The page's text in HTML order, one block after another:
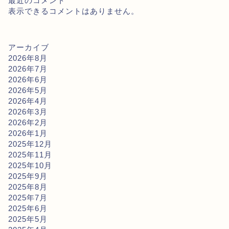
表示できるコメントはありません。
アーカイブ
2026年8月
2026年7月
2026年6月
2026年5月
2026年4月
2026年3月
2026年2月
2026年1月
2025年12月
2025年11月
2025年10月
2025年9月
2025年8月
2025年7月
2025年6月
2025年5月